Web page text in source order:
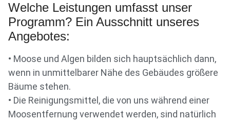
Welche Leistungen umfasst unser
Programm? Ein Ausschnitt unseres
Angebotes:
• Moose und Algen bilden sich hauptsächlich dann,
wenn in unmittelbarer Nähe des Gebäudes größere
Bäume stehen.
• Die Reinigungsmittel, die von uns während einer
Moosentfernung verwendet werden, sind natürlich